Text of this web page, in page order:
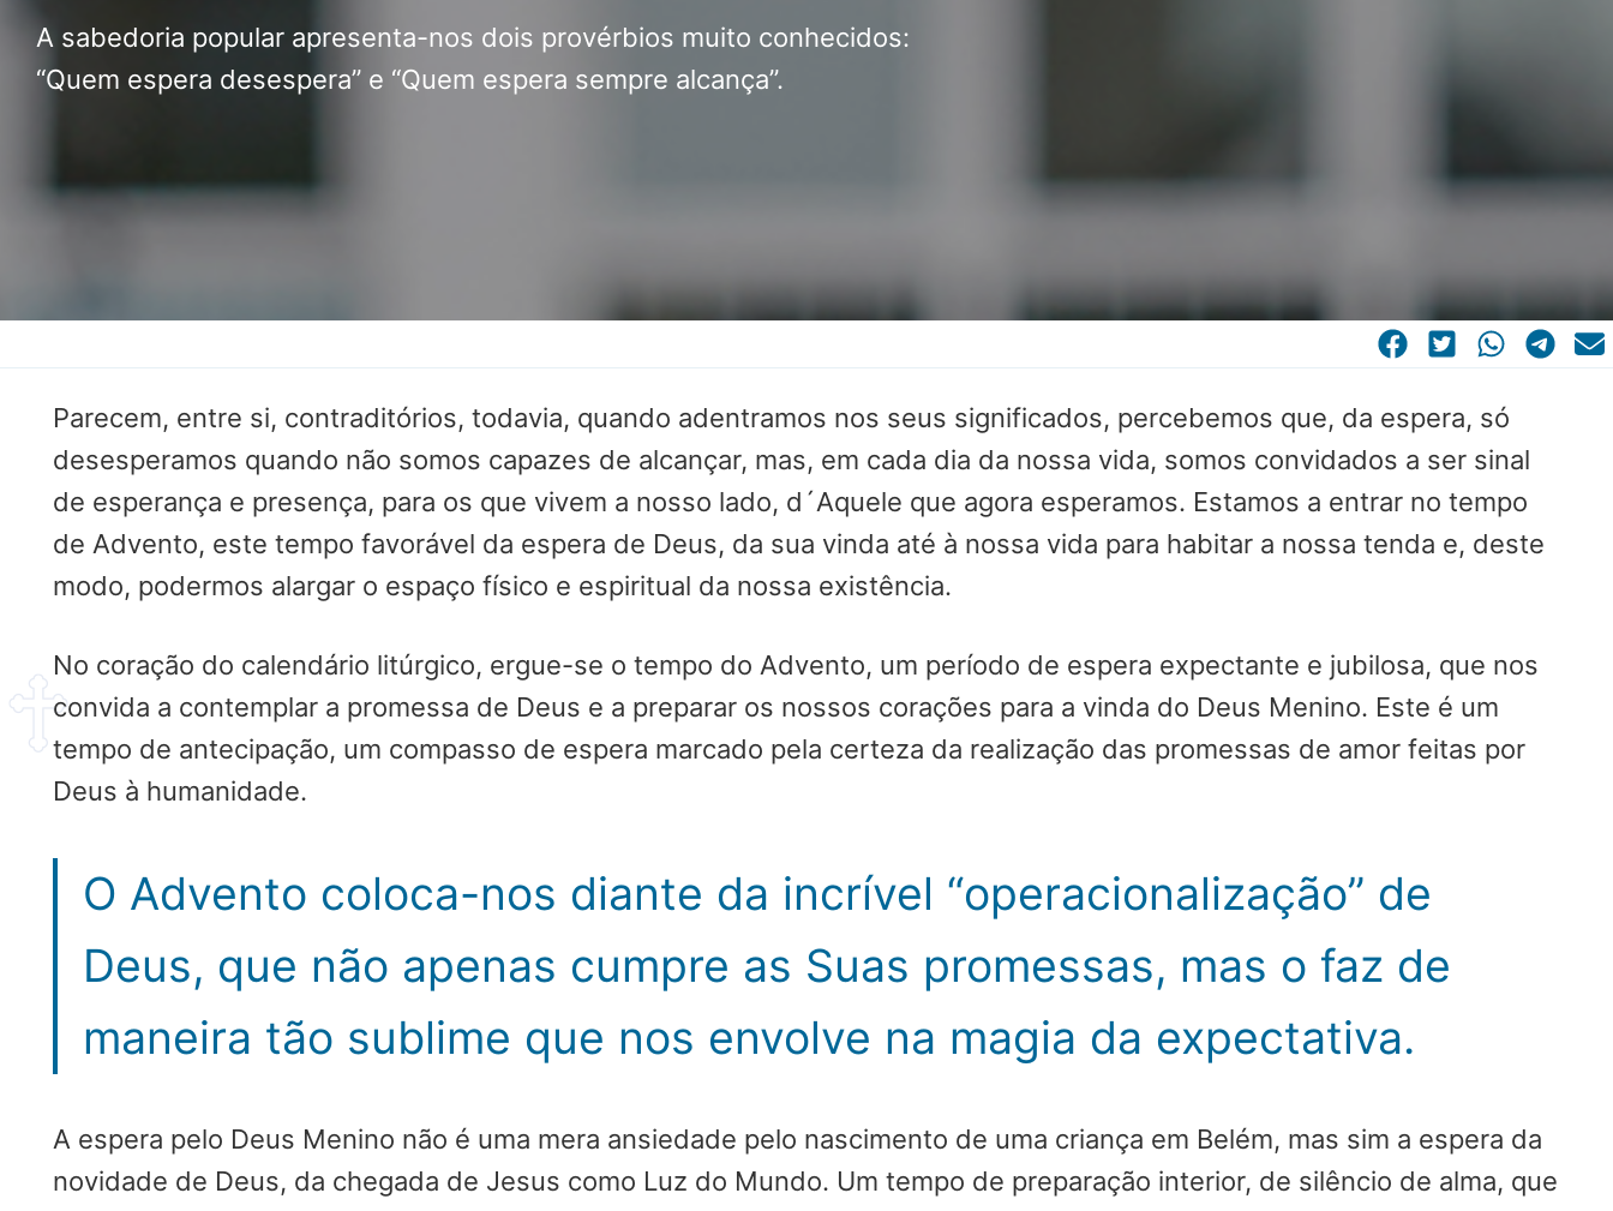
EDUCAÇÃO
SOCIAL
POR VOCAÇÃO
A sabedoria popular apresenta-nos dois provérbios muito conhecidos:
“Quem espera desespera” e “Quem espera sempre alcança”.
Parecem, entre si, contraditórios, todavia, quando adentramos nos seus significados, percebemos que, da espera, só
desesperamos quando não somos capazes de alcançar, mas, em cada dia da nossa vida, somos convidados a ser sinal
de esperança e presença, para os que vivem a nosso lado, d´Aquele que agora esperamos. Estamos a entrar no tempo
de Advento, este tempo favorável da espera de Deus, da sua vinda até à nossa vida para habitar a nossa tenda e, deste
modo, podermos alargar o espaço físico e espiritual da nossa existência.
No coração do calendário litúrgico, ergue-se o tempo do Advento, um período de espera expectante e jubilosa, que nos
convida a contemplar a promessa de Deus e a preparar os nossos corações para a vinda do Deus Menino. Este é um
tempo de antecipação, um compasso de espera marcado pela certeza da realização das promessas de amor feitas por
Deus à humanidade.
O Advento coloca-nos diante da incrível “operacionalização” de
Deus, que não apenas cumpre as Suas promessas, mas o faz de
maneira tão sublime que nos envolve na magia da expectativa.
A espera pelo Deus Menino não é uma mera ansiedade pelo nascimento de uma criança em Belém, mas sim a espera da
novidade de Deus, da chegada de Jesus como Luz do Mundo. Um tempo de preparação interior, de silêncio de alma, que